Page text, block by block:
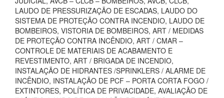
LAUDO DE PRESSURIZAÇÃO DE ESCADAS, LAUDO DO
SISTEMA DE PROTEÇÃO CONTRA INCENDIO, LAUDO DE
BOMBEIROS, VISTORIA DE BOMBEIROS, ART / MEDIDAS
DE PROTEÇÃO CONTRA INCÊNDIO, ART / CMAR –
CONTROLE DE MATERIAIS DE ACABAMENTO E
REVESTIMENTO, ART / BRIGADA DE INCENDIO,
INSTALAÇÃO DE HIDRANTES /SPRINKLERS / ALARME DE
INCÊNDIO, INSTALAÇÃO DE PCF – PORTA CORTA FOGO /
EXTINTORES, POLÍTICA DE PRIVACIDADE, AVALIAÇÃO DE